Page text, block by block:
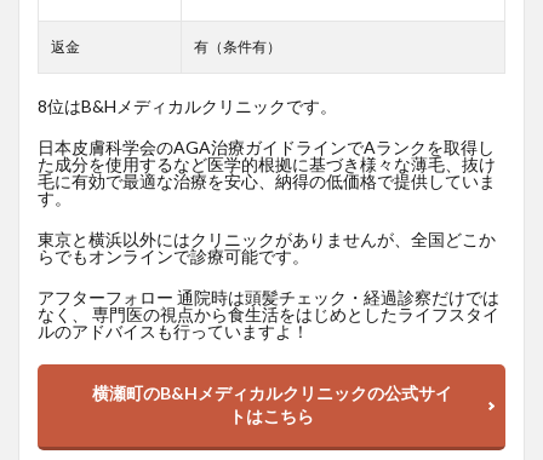
返金 有（条件有）
8位はB&Hメディカルクリニックです。
日本皮膚科学会のAGA治療ガイドラインでAランクを取得し
た成分を使用するなど医学的根拠に基づき様々な薄毛、抜け
毛に有効で最適な治療を安心、納得の低価格で提供していま
す。
東京と横浜以外にはクリニックがありませんが、全国どこか
らでもオンラインで診療可能です。
アフターフォロー 通院時は頭髪チェック・経過診察だけでは
なく、 専門医の視点から食生活をはじめとしたライフスタイ
ルのアドバイスも行っていますよ！
横瀬町のB&Hメディカルクリニックの公式サイ
トはこちら